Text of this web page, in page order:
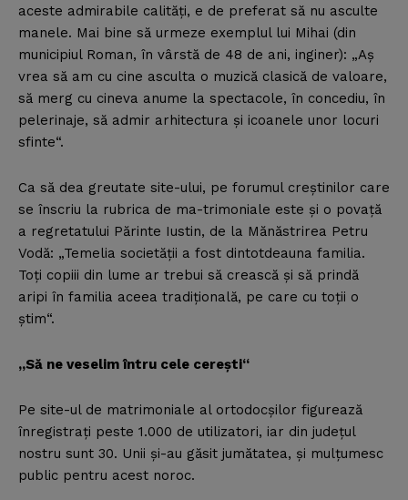
aceste admirabile calităţi, e de preferat să nu asculte
manele. Mai bine să urmeze exemplul lui Mihai (din
municipiul Roman, în vârstă de 48 de ani, inginer): „Aş
vrea să am cu cine asculta o muzică clasică de valoare,
să merg cu cineva anume la spectacole, în concediu, în
pelerinaje, să admir arhitectura şi icoanele unor locuri
sfinte“.
Ca să dea greutate site-ului, pe forumul creştinilor care
se înscriu la rubrica de ma-trimoniale este şi o povaţă
a regretatului Părinte Iustin, de la Mănăstrirea Petru
Vodă: „Temelia societăţii a fost dintotdeauna familia.
Toţi copiii din lume ar trebui să crească şi să prindă
aripi în familia aceea tradiţională, pe care cu toţii o
ştim“.
„Să ne veselim întru cele cereşti“
Pe site-ul de matrimoniale al ortodocşilor figurează
înregistraţi peste 1.000 de utilizatori, iar din judeţul
nostru sunt 30. Unii şi-au găsit jumătatea, şi mulţumesc
public pentru acest noroc.